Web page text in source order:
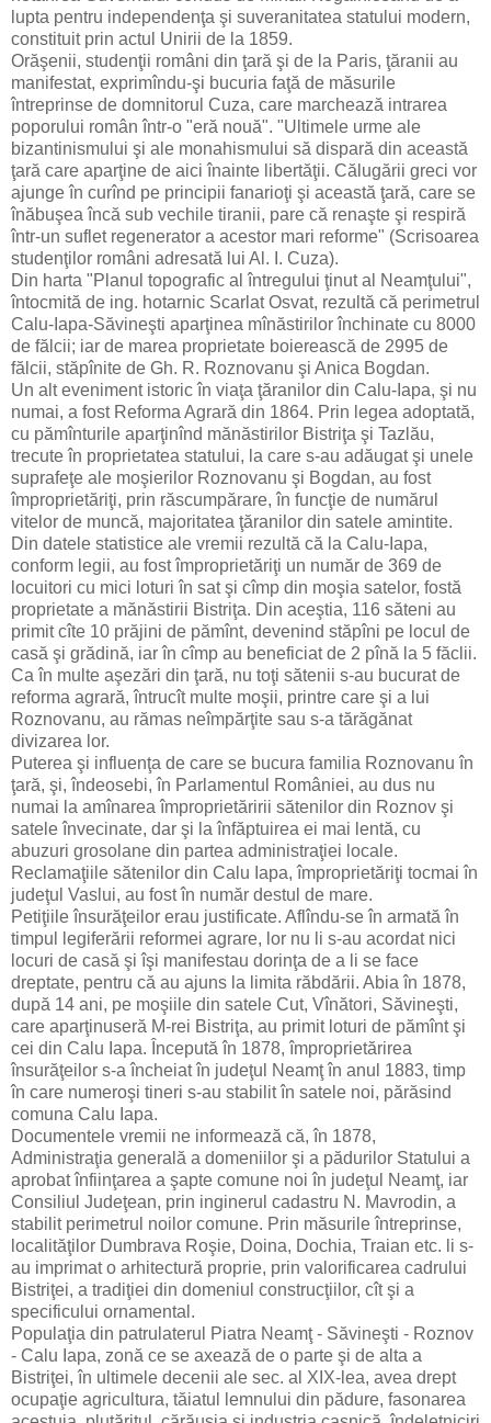
lupta pentru independenţa şi suveranitatea statului modern,
constituit prin actul Unirii de la 1859.
Orăşenii, studenţii români din ţară şi de la Paris, ţăranii au
manifestat, exprimîndu-şi bucuria faţă de măsurile
întreprinse de domnitorul Cuza, care marchează intrarea
poporului român într-o "eră nouă". "Ultimele urme ale
bizantinismului şi ale monahismului să dispară din această
ţară care aparţine de aici înainte libertăţii. Călugării greci vor
ajunge în curînd pe principii fanarioţi şi această ţară, care se
înăbuşea încă sub vechile tiranii, pare că renaşte şi respiră
într-un suflet regenerator a acestor mari reforme" (Scrisoarea
studenţilor români adresată lui Al. I. Cuza).
Din harta "Planul topografic al întregului ţinut al Neamţului",
întocmită de ing. hotarnic Scarlat Osvat, rezultă că perimetrul
Calu-Iapa-Săvineşti aparţinea mînăstirilor închinate cu 8000
de fălcii; iar de marea proprietate boierească de 2995 de
fălcii, stăpînite de Gh. R. Roznovanu şi Anica Bogdan.
Un alt eveniment istoric în viaţa ţăranilor din Calu-Iapa, şi nu
numai, a fost Reforma Agrară din 1864. Prin legea adoptată,
cu pămînturile aparţinînd mănăstirilor Bistriţa şi Tazlău,
trecute în proprietatea statului, la care s-au adăugat şi unele
suprafeţe ale moşierilor Roznovanu şi Bogdan, au fost
împroprietăriţi, prin răscumpărare, în funcţie de numărul
vitelor de muncă, majoritatea ţăranilor din satele amintite.
Din datele statistice ale vremii rezultă că la Calu-Iapa,
conform legii, au fost împroprietăriţi un număr de 369 de
locuitori cu mici loturi în sat şi cîmp din moşia satelor, fostă
proprietate a mănăstirii Bistriţa. Din aceştia, 116 săteni au
primit cîte 10 prăjini de pămînt, devenind stăpîni pe locul de
casă şi grădină, iar în cîmp au beneficiat de 2 pînă la 5 făclii.
Ca în multe aşezări din ţară, nu toţi sătenii s-au bucurat de
reforma agrară, întrucît multe moşii, printre care şi a lui
Roznovanu, au rămas neîmpărţite sau s-a tărăgănat
divizarea lor.
Puterea şi influenţa de care se bucura familia Roznovanu în
ţară, şi, îndeosebi, în Parlamentul României, au dus nu
numai la amînarea împroprietăririi sătenilor din Roznov şi
satele învecinate, dar şi la înfăptuirea ei mai lentă, cu
abuzuri grosolane din partea administraţiei locale.
Reclamaţiile sătenilor din Calu Iapa, împroprietăriţi tocmai în
judeţul Vaslui, au fost în număr destul de mare.
Petiţiile însurăţeilor erau justificate. Aflîndu-se în armată în
timpul legiferării reformei agrare, lor nu li s-au acordat nici
locuri de casă şi îşi manifestau dorinţa de a li se face
dreptate, pentru că au ajuns la limita răbdării. Abia în 1878,
după 14 ani, pe moşiile din satele Cut, Vînători, Săvineşti,
care aparţinuseră M-rei Bistriţa, au primit loturi de pămînt şi
cei din Calu Iapa. Începută în 1878, împroprietărirea
însurăţeilor s-a încheiat în judeţul Neamţ în anul 1883, timp
în care numeroşi tineri s-au stabilit în satele noi, părăsind
comuna Calu Iapa.
Documentele vremii ne informează că, în 1878,
Administraţia generală a domeniilor şi a pădurilor Statului a
aprobat înfiinţarea a şapte comune noi în judeţul Neamţ, iar
Consiliul Judeţean, prin inginerul cadastru N. Mavrodin, a
stabilit perimetrul noilor comune. Prin măsurile întreprinse,
localităţilor Dumbrava Roşie, Doina, Dochia, Traian etc. li s-
au imprimat o arhitectură proprie, prin valorificarea cadrului
Bistriţei, a tradiţiei din domeniul construcţiilor, cît şi a
specificului ornamental.
Populaţia din patrulaterul Piatra Neamţ - Săvineşti - Roznov
- Calu Iapa, zonă ce se axează de o parte şi de alta a
Bistriţei, în ultimele decenii ale sec. al XIX-lea, avea drept
ocupaţie agricultura, tăiatul lemnului din pădure, fasonarea